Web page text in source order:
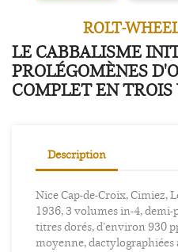
ROLT-
LE CABBALISME
PROLÉGOMÈNES
COMPLET EN
Description
Nice Cap-de-Croix, Cimiez,
1936, 3 volumes in-4,
titres dorés, d’environ 930
moyenne, dactylographiées